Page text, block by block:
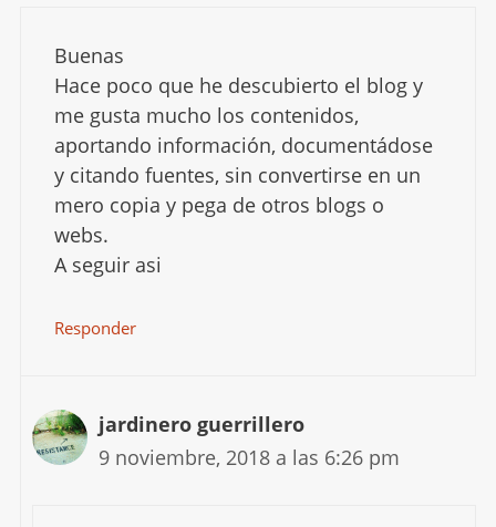
Buenas
Hace poco que he descubierto el blog y
me gusta mucho los contenidos,
aportando información, documentádose
y citando fuentes, sin convertirse en un
mero copia y pega de otros blogs o
webs.
A seguir asi
Responder
jardinero guerrillero
9 noviembre, 2018 a las 6:26 pm